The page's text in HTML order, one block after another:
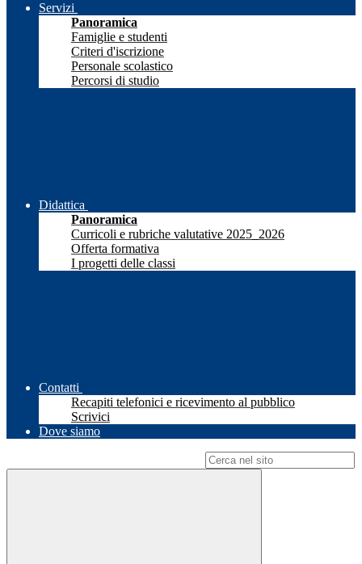
Servizi
Panoramica
Famiglie e studenti
Criteri d'iscrizione
Personale scolastico
Percorsi di studio
Didattica
Panoramica
Curricoli e rubriche valutative 2025_2026
Offerta formativa
I progetti delle classi
Contatti
Recapiti telefonici e ricevimento al pubblico
Scrivici
Dove siamo